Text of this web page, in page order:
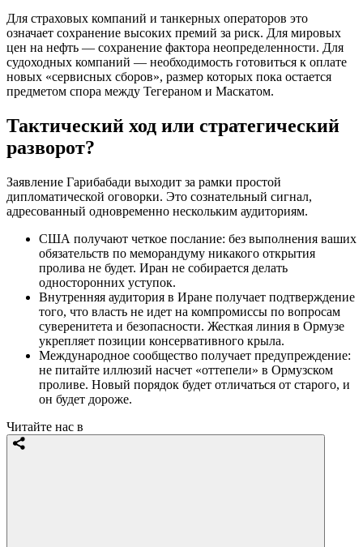
Для страховых компаний и танкерных операторов это
означает сохранение высоких премий за риск. Для мировых
цен на нефть — сохранение фактора неопределенности. Для
судоходных компаний — необходимость готовиться к оплате
новых «сервисных сборов», размер которых пока остается
предметом спора между Тегераном и Маскатом.
Тактический ход или стратегический
разворот?
Заявление Гарибабади выходит за рамки простой
дипломатической оговорки. Это сознательный сигнал,
адресованный одновременно нескольким аудиториям.
США получают четкое послание: без выполнения ваших
обязательств по меморандуму никакого открытия
пролива не будет. Иран не собирается делать
односторонних уступок.
Внутренняя аудитория в Иране получает подтверждение
того, что власть не идет на компромиссы по вопросам
суверенитета и безопасности. Жесткая линия в Ормузе
укрепляет позиции консервативного крыла.
Международное сообщество получает предупреждение:
не питайте иллюзий насчет «оттепели» в Ормузском
проливе. Новый порядок будет отличаться от старого, и
он будет дороже.
Читайте нас в